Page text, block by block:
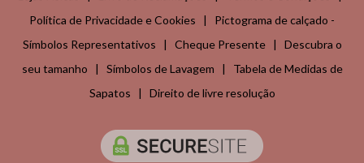
Política de Privacidade e Cookies | Pictograma de calçado -
Símbolos Representativos | Cheque Presente| Descubra o
seu tamanho | Símbolos de Lavagem | Tabela de Medidas de
Sapatos | Direito de livre resolução